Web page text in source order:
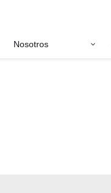
Nosotros